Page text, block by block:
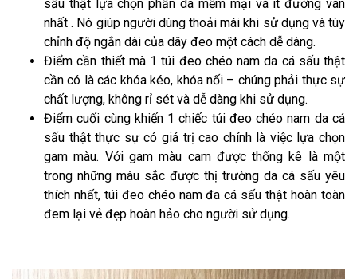
sấu thật lựa chọn phần da mềm mại và ít đường vân
nhất . Nó giúp người dùng thoải mái khi sử dụng và tùy
chỉnh độ ngắn dài của dây đeo một cách dễ dàng.
Điểm cần thiết mà 1 túi đeo chéo nam da cá sấu thật
cần có là các khóa kéo, khóa nối – chúng phải thực sự
chất lượng, không rỉ sét và dễ dàng khi sử dụng.
Điểm cuối cùng khiến 1 chiếc túi đeo chéo nam da cá
sấu thật thực sự có giá trị cao chính là việc lựa chọn
gam màu. Với gam màu cam được thống kê là một
trong những màu sắc được thị trường da cá sấu yêu
thích nhất, túi đeo chéo nam đa cá sấu thật hoàn toàn
đem lại vẻ đẹp hoàn hảo cho người sử dụng.